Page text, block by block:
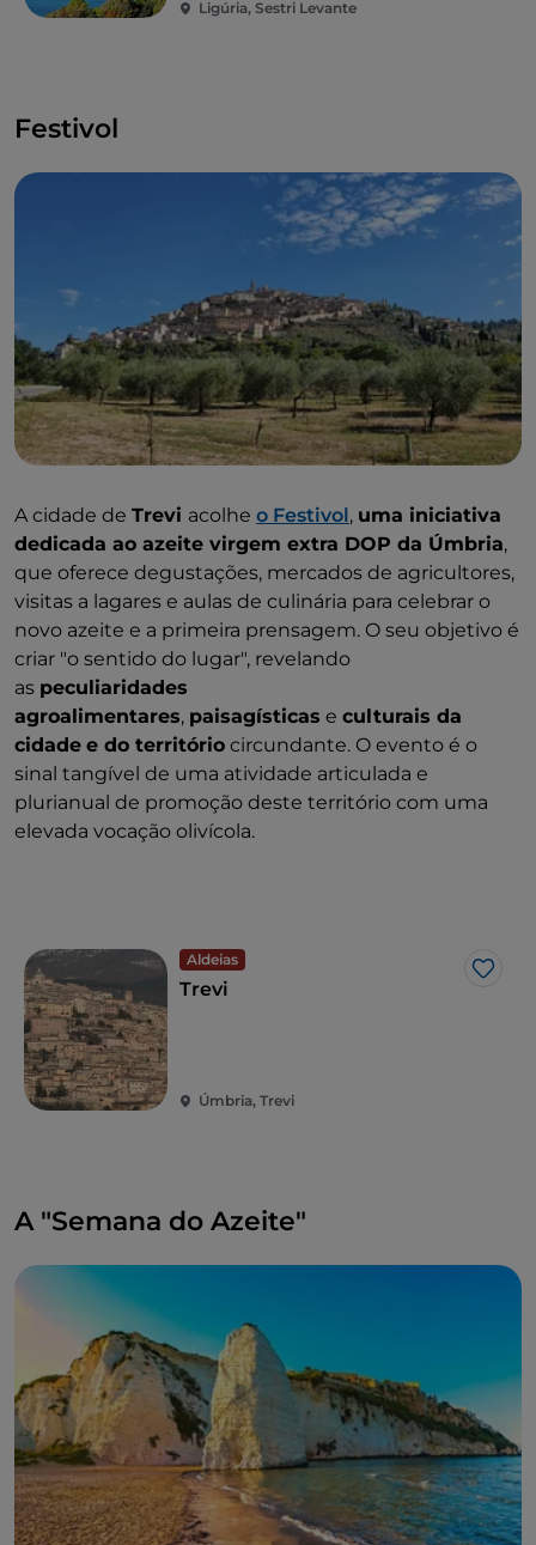
Ligúria, Sestri Levante
Festivol
A cidade de Trevi acolhe o Festivol , uma iniciativa
dedicada ao azeite virgem extra DOP da Úmbria,
que oferece degustações, mercados de agricultores,
visitas a lagares e aulas de culinária para celebrar o
novo azeite e a primeira prensagem. O seu objetivo é
criar "o sentido do lugar", revelando
as peculiaridades
agroalimentares, paisagísticas e culturais da
cidade e do território circundante. O evento é o
sinal tangível de uma atividade articulada e
plurianual de promoção deste território com uma
elevada vocação olivícola.
Aldeias
Trevi
Úmbria, Trevi
A "Semana do Azeite"